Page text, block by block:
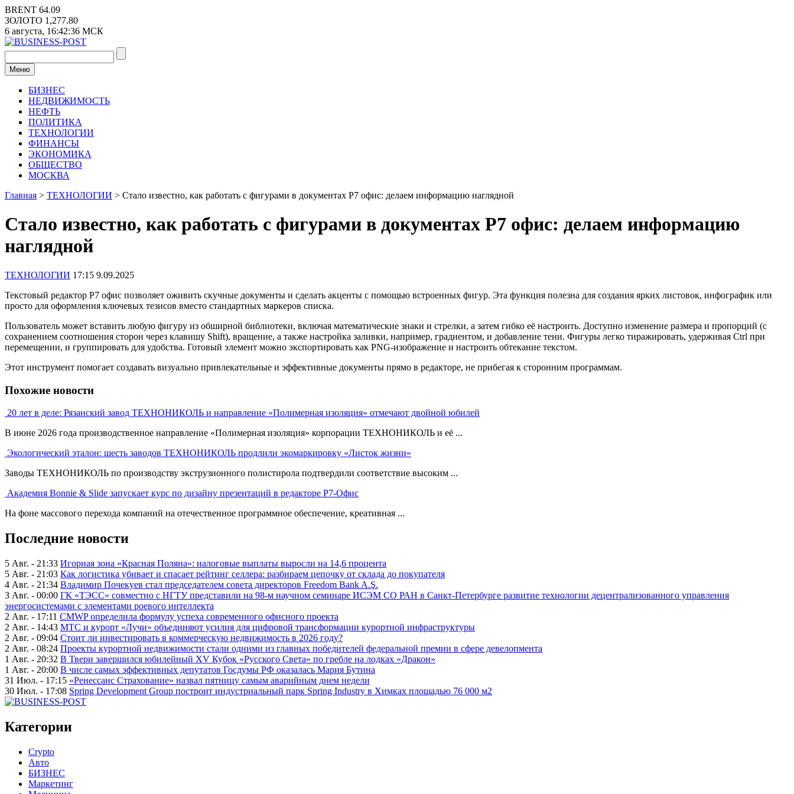
Перейти
к
содержимому
BRENT 64.09
ЗОЛОТО 1,277.80
6 августа, 16:42:36 МСК
Меню
БИЗНЕС
НЕДВИЖИМОСТЬ
НЕФТЬ
ПОЛИТИКА
ТЕХНОЛОГИИ
ФИНАНСЫ
ЭКОНОМИКА
ОБЩЕСТВО
МОСКВА
Главная > ТЕХНОЛОГИИ > Стало известно, как работать с фигурами в документах Р7 офис: делаем информацию наглядной
Стало известно, как работать с фигурами в документах Р7 офис: делаем информацию
наглядной
ТЕХНОЛОГИИ 17:15 9.09.2025
Текстовый редактор Р7 офис позволяет оживить скучные документы и сделать акценты с помощью встроенных фигур. Эта функция полезна для создания ярких листовок, инфографик или
просто для оформления ключевых тезисов вместо стандартных маркеров списка.
Пользователь может вставить любую фигуру из обширной библиотеки, включая математические знаки и стрелки, а затем гибко её настроить. Доступно изменение размера и пропорций (с
сохранением соотношения сторон через клавишу Shift), вращение, а также настройка заливки, например, градиентом, и добавление тени. Фигуры легко тиражировать, удерживая Ctrl при
перемещении, и группировать для удобства. Готовый элемент можно экспортировать как PNG-изображение и настроить обтекание текстом.
Этот инструмент помогает создавать визуально привлекательные и эффективные документы прямо в редакторе, не прибегая к сторонним программам.
Похожие новости
20 лет в деле: Рязанский завод ТЕХНОНИКОЛЬ и направление «Полимерная изоляция» отмечают двойной юбилей
В июне 2026 года производственное направление «Полимерная изоляция» корпорации ТЕХНОНИКОЛЬ и её ...
Экологический эталон: шесть заводов ТЕХНОНИКОЛЬ продлили экомаркировку «Листок жизни»
Заводы ТЕХНОНИКОЛЬ по производству экструзионного полистирола подтвердили соответствие высоким ...
Академия Bonnie & Slide запускает курс по дизайну презентаций в редакторе Р7-Офис
На фоне массового перехода компаний на отечественное программное обеспечение, креативная ...
Последние новости
5 Авг. - 21:33 Игорная зона «Красная Поляна»: налоговые выплаты выросли на 14,6 процента
5 Авг. - 21:03 Как логистика убивает и спасает рейтинг селлера: разбираем цепочку от склада до покупателя
4 Авг. - 21:34 Владимир Почекуев стал председателем совета директоров Freedom Bank A.Ş.
3 Авг. - 00:00 ГК «ТЭСС» совместно с НГТУ представили на 98-м научном семинаре ИСЭМ СО РАН в Санкт-Петербурге развитие технологии децентрализованного управления
энергосистемами с элементами роевого интеллекта
2 Авг. - 17:11 CMWP определила формулу успеха современного офисного проекта
2 Авг. - 14:43 МТС и курорт «Лучи» объединяют усилия для цифровой трансформации курортной инфраструктуры
2 Авг. - 09:04 Стоит ли инвестировать в коммерческую недвижимость в 2026 году?
2 Авг. - 08:24 Проекты курортной недвижимости стали одними из главных победителей федеральной премии в сфере девелопмента
1 Авг. - 20:32 В Твери завершился юбилейный XV Кубок «Русского Света» по гребле на лодках «Дракон»
1 Авг. - 20:00 В числе самых эффективных депутатов Госдумы РФ оказалась Мария Бутина
31 Июл. - 17:15 «Ренессанс Страхование» назвал пятницу самым аварийным днем недели
30 Июл. - 17:08 Spring Development Group построит индустриальный парк Spring Industry в Химках площадью 76 000 м2
Категории
Crypto
Авто
БИЗНЕС
Маркетинг